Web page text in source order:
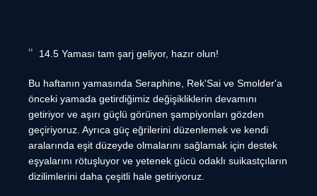
14.5 Yaması tam şarj geliyor, hazır olun!
Bu haftanın yamasında Seraphine, Rek'Sai ve Smolder'a
önceki yamada getirdiğimiz değişikliklerin devamını
getiriyor ve aşırı güçlü görünen şampiyonları gözden
geçiriyoruz. Ayrıca güç eğrilerini düzenlemek ve kendi
aralarında eşit düzeyde olmalarını sağlamak için destek
eşyalarını rötuşluyor ve yetenek gücü odaklı suikastçıların
dizilimlerini daha çeşitli hale getiriyoruz.